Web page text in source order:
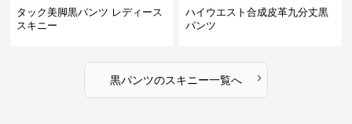
タック美脚黒パンツ レディース
スキニー
ハイウエスト合成皮革九分丈黒
パンツ
黒パンツのスキニー一覧へ ›